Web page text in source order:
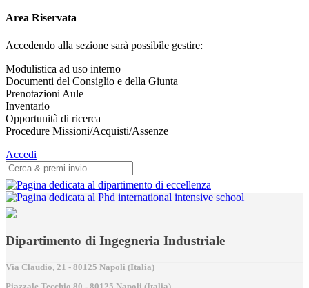
Area Riservata
Accedendo alla sezione sarà possibile gestire:
Modulistica ad uso interno
Documenti del Consiglio e della Giunta
Prenotazioni Aule
Inventario
Opportunità di ricerca
Procedure Missioni/Acquisti/Assenze
Accedi
Dipartimento di Ingegneria Industriale
Via Claudio, 21 - 80125 Napoli (Italia)